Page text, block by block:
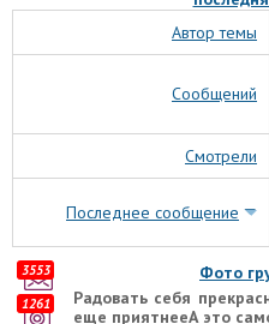
Автор темы
Сообщений
Смотрели
Последнее сообщение
Фото
Радовать себя
еще приятнееА это
3553
1261